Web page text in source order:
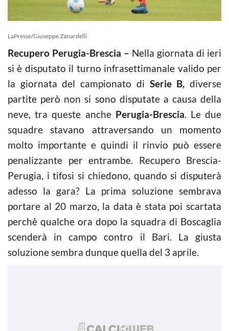
LaPresse/Giuseppe Zanardelli
Recupero Perugia-Brescia – Nella giornata di ieri
si è disputato il turno infrasettimanale valido per
la giornata del campionato di Serie B, diverse
partite però non si sono disputate a causa della
neve, tra queste anche Perugia-Brescia. Le due
squadre stavano attraversando un momento
molto importante e quindi il rinvio può essere
penalizzante per entrambe. Recupero Brescia-
Perugia, i tifosi si chiedono, quando si disputerà
adesso la gara? La prima soluzione sembrava
portare al 20 marzo, la data è stata poi scartata
perchè qualche ora dopo la squadra di Boscaglia
scenderà in campo contro il Bari. La giusta
soluzione sembra dunque quella del 3 aprile.